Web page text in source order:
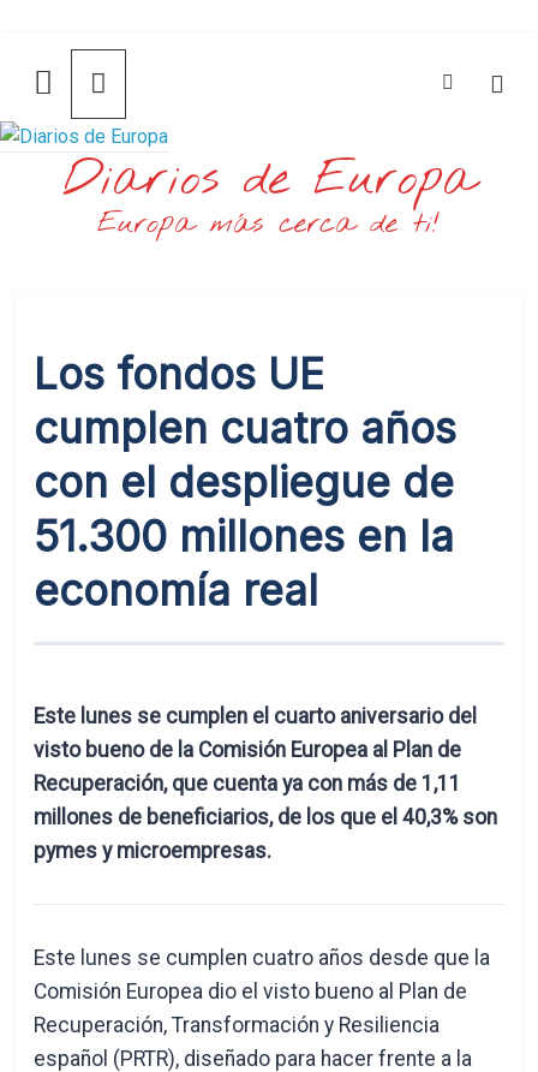
contenido
Diarios de Europa
Europa más cerca de ti!
Los fondos UE
cumplen cuatro años
con el despliegue de
51.300 millones en la
economía real
Este lunes se cumplen el cuarto aniversario del
visto bueno de la Comisión Europea al Plan de
Recuperación, que cuenta ya con más de 1,11
millones de beneficiarios, de los que el 40,3% son
pymes y microempresas.
Este lunes se cumplen cuatro años desde que la
Comisión Europea dio el visto bueno al Plan de
Recuperación, Transformación y Resiliencia
español (PRTR), diseñado para hacer frente a la